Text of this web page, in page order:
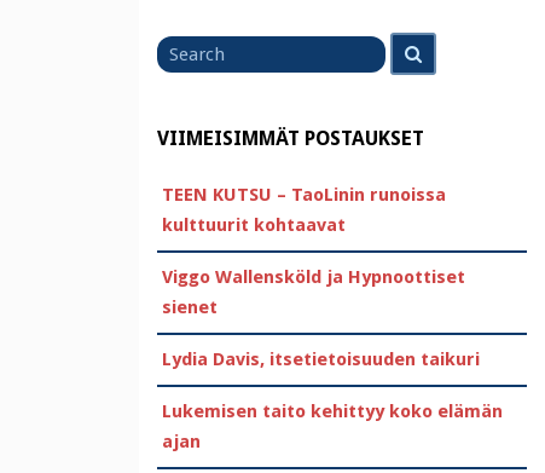
for
VIIMEISIMMÄT POSTAUKSET
TEEN KUTSU – TaoLinin runoissa
kulttuurit kohtaavat
Viggo Wallensköld ja Hypnoottiset
sienet
Lydia Davis, itsetietoisuuden taikuri
Lukemisen taito kehittyy koko elämän
ajan